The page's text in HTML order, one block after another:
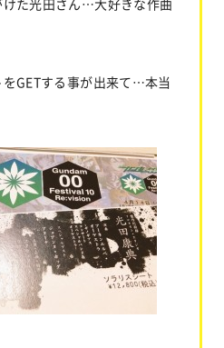
た光田さん…大好きな作曲
GETする事が出来て…本当